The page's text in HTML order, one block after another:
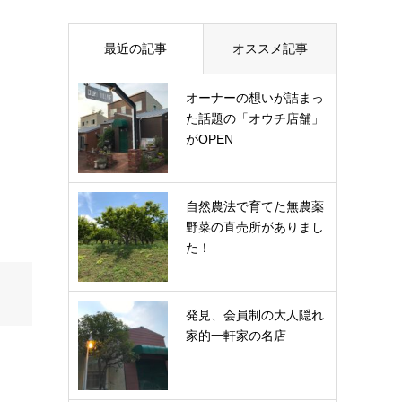
最近の記事 オススメ記事
オーナーの想いが詰まっ
た話題の「オウチ店舗」
がOPEN
自然農法で育てた無農薬
野菜の直売所がありまし
た！
発見、会員制の大人隠れ
家的一軒家の名店